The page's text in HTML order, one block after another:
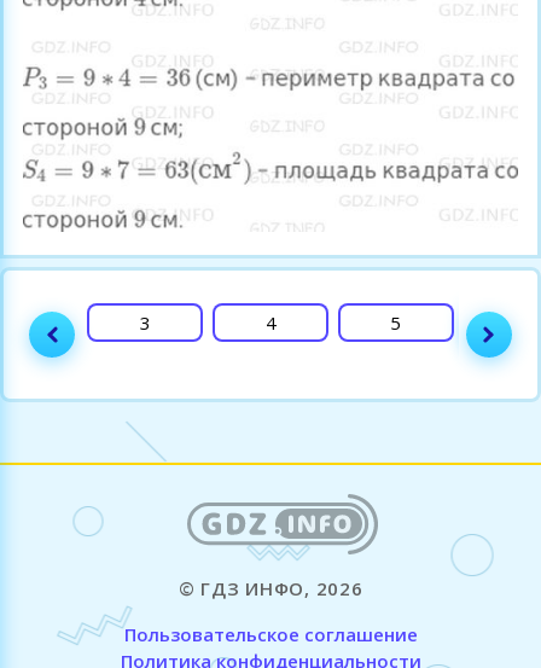
3 4 5
© ГДЗ ИНФО, 2026
Пользовательское соглашение
Политика конфиденциальности